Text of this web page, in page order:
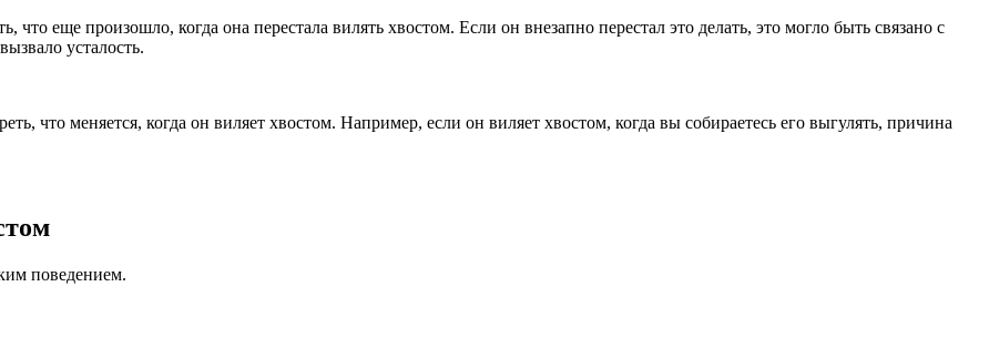
что еще произошло, когда она перестала вилять хвостом. Если он внезапно перестал это делать, это могло быть связано с
усталость.
что меняется, когда он виляет хвостом. Например, если он виляет хвостом, когда вы собираетесь его выгулять, причина
поведением.